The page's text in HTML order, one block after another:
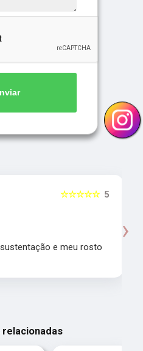
5
☆☆☆☆☆
e meu rosto
›
relacionadas